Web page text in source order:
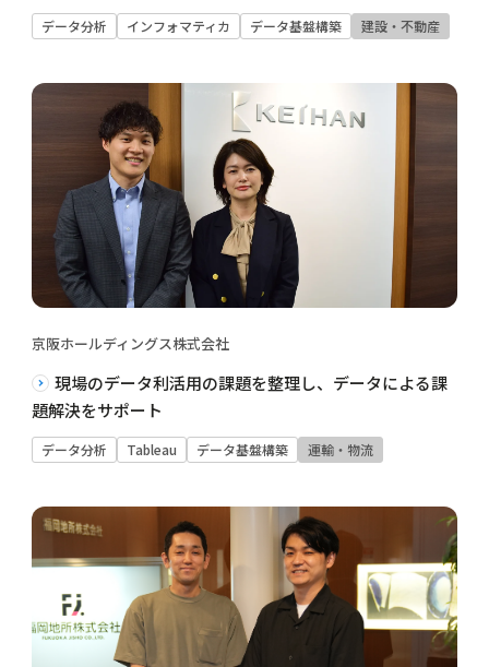
データ分析 インフォマティカ データ基盤構築 建設・不動産
京阪ホールディングス株式会社
現場のデータ利活用の課題を整理し、データによる課
題解決をサポート
データ分析 Tableau データ基盤構築 運輸・物流